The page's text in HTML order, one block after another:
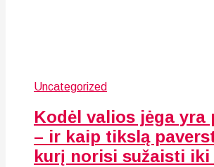
Uncategorized
Kodėl valios jėga yra
– ir kaip tikslą
kurį norisi sužaisti iki